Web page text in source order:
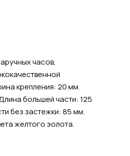
часов,
крепления: 20 мм.
большей части: 125
без застежки: 85 мм.
желтого золота.